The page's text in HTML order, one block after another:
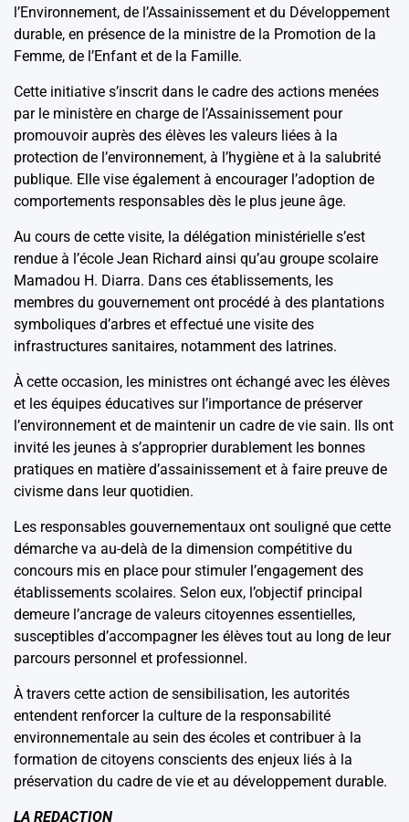
l’Environnement, de l’Assainissement et du Développement
durable, en présence de la ministre de la Promotion de la
Femme, de l’Enfant et de la Famille.
Cette initiative s’inscrit dans le cadre des actions menées
par le ministère en charge de l’Assainissement pour
promouvoir auprès des élèves les valeurs liées à la
protection de l’environnement, à l’hygiène et à la salubrité
publique. Elle vise également à encourager l’adoption de
comportements responsables dès le plus jeune âge.
Au cours de cette visite, la délégation ministérielle s’est
rendue à l’école Jean Richard ainsi qu’au groupe scolaire
Mamadou H. Diarra. Dans ces établissements, les
membres du gouvernement ont procédé à des plantations
symboliques d’arbres et effectué une visite des
infrastructures sanitaires, notamment des latrines.
À cette occasion, les ministres ont échangé avec les élèves
et les équipes éducatives sur l’importance de préserver
l’environnement et de maintenir un cadre de vie sain. Ils ont
invité les jeunes à s’approprier durablement les bonnes
pratiques en matière d’assainissement et à faire preuve de
civisme dans leur quotidien.
Les responsables gouvernementaux ont souligné que cette
démarche va au-delà de la dimension compétitive du
concours mis en place pour stimuler l’engagement des
établissements scolaires. Selon eux, l’objectif principal
demeure l’ancrage de valeurs citoyennes essentielles,
susceptibles d’accompagner les élèves tout au long de leur
parcours personnel et professionnel.
À travers cette action de sensibilisation, les autorités
entendent renforcer la culture de la responsabilité
environnementale au sein des écoles et contribuer à la
formation de citoyens conscients des enjeux liés à la
préservation du cadre de vie et au développement durable.
LA REDACTION